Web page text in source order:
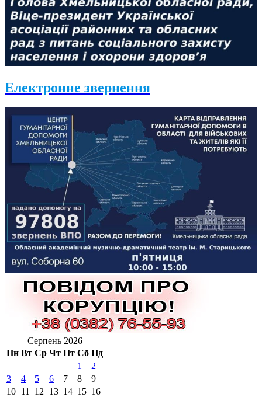
Електронне звернення
Серпень 2026
Пн Вт Ср Чт Пт Сб Нд
1
2
3
4 5 6 7 8
9
10 11 12 13 14 15 16